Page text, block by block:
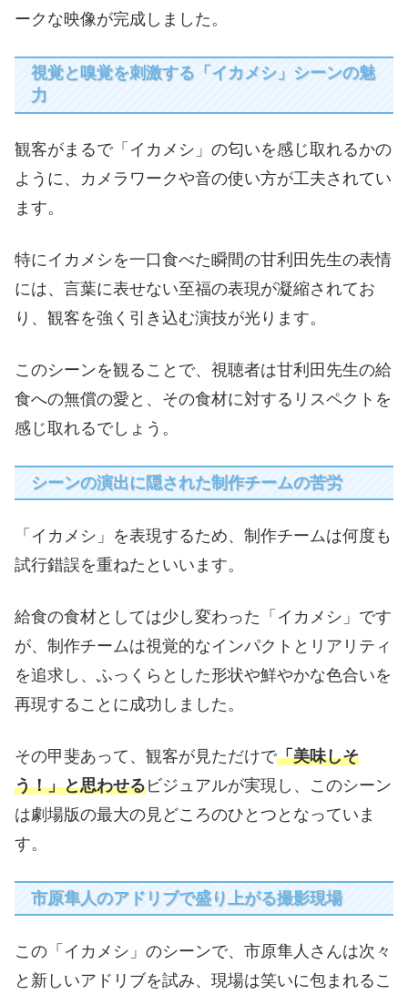
ークな映像が完成しました。
視覚と嗅覚を刺激する「イカメシ」シーンの魅
力
観客がまるで「イカメシ」の匂いを感じ取れるかの
ように、カメラワークや音の使い方が工夫されてい
ます。
特にイカメシを一口食べた瞬間の甘利田先生の表情
には、言葉に表せない至福の表現が凝縮されてお
り、観客を強く引き込む演技が光ります。
このシーンを観ることで、視聴者は甘利田先生の給
食への無償の愛と、その食材に対するリスペクトを
感じ取れるでしょう。
シーンの演出に隠された制作チームの苦労
「イカメシ」を表現するため、制作チームは何度も
試行錯誤を重ねたといいます。
給食の食材としては少し変わった「イカメシ」です
が、制作チームは視覚的なインパクトとリアリティ
を追求し、ふっくらとした形状や鮮やかな色合いを
再現することに成功しました。
その甲斐あって、観客が見ただけで「美味しそ
う！」と思わせるビジュアルが実現し、このシーン
は劇場版の最大の見どころのひとつとなっていま
す。
市原隼人のアドリブで盛り上がる撮影現場
この「イカメシ」のシーンで、市原隼人さんは次々
と新しいアドリブを試み、現場は笑いに包まれるこ